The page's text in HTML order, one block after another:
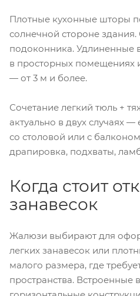
Плотные кухонные шторы
солнечной стороне
подоконника. Удлиненные
в просторных помещениях
— от 3 м и более.
Сочетание легкий тюль +
актуально в двух случаях
со столовой или с
драпировка, подхваты,
Когда стоит
занавесок
Жалюзи выбирают для
легких занавесок или
малого размера, где
пространства. Встроенные